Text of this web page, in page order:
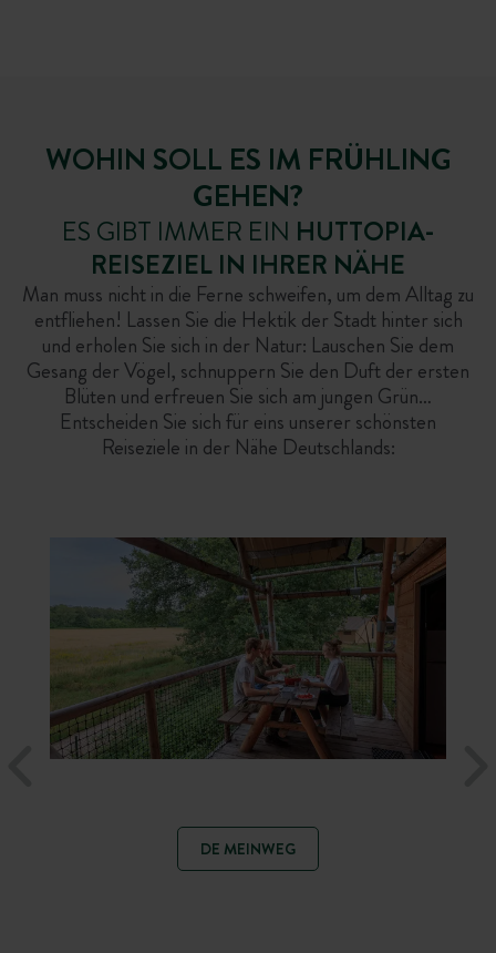
FAVORITEN
WOHIN SOLL ES IM FRÜHLING
GEHEN?
ES GIBT IMMER EIN HUTTOPIA-
REISEZIEL IN IHRER NÄHE
Man muss nicht in die Ferne schweifen, um dem Alltag zu
entfliehen! Lassen Sie die Hektik der Stadt hinter sich
und erholen Sie sich in der Natur: Lauschen Sie dem
Gesang der Vögel, schnuppern Sie den Duft der ersten
Blüten und erfreuen Sie sich am jungen Grün…
Entscheiden Sie sich für eins unserer schönsten
Reiseziele in der Nähe Deutschlands:
DE MEINWEG